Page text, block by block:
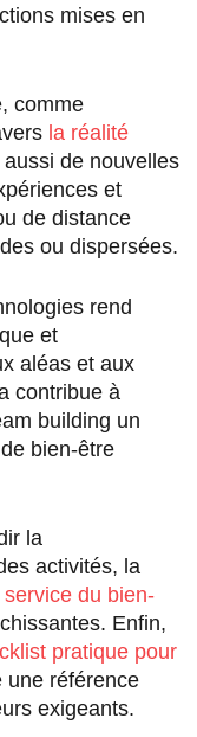
mises en
comme
la réalité
aussi de nouvelles
et
de distance
ou dispersées.
rend
et
aléas et aux
contribue à
building un
bien-être
la
activités, la
du bien-
Enfin,
pratique pour
une référence
exigeants.